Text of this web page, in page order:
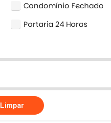
Condomínio Fechado
Portaria 24 Horas
Limpar